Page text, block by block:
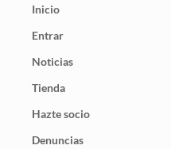
Inicio
Entrar
Noticias
Tienda
Hazte socio
Denuncias